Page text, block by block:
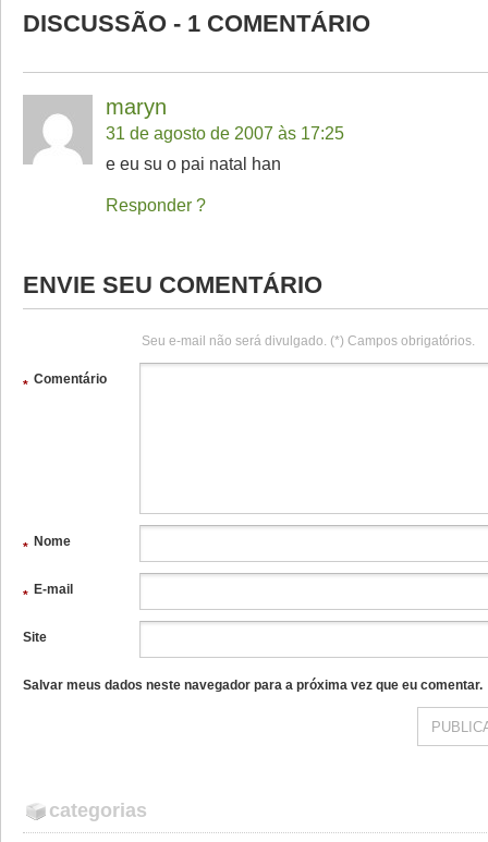
DISCUSSÃO - 1 COMENTÁRIO
maryn
31 de agosto de 2007 às 17:25
e eu su o pai natal han
Responder
ENVIE SEU COMENTÁRIO
Seu e-mail não será divulgado. (*) Campos obrigatórios.
Comentário
*
Nome
*
E-mail
*
Site
Salvar meus dados neste navegador para a próxima vez que eu comentar.
categorias